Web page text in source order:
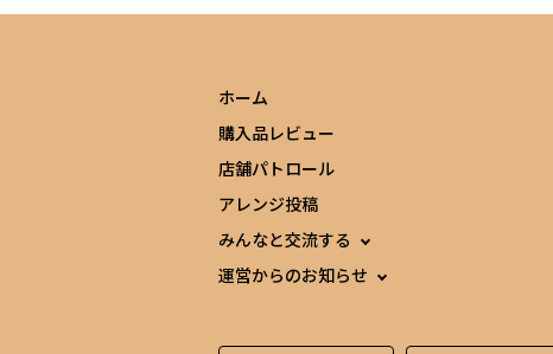
ホーム
購入品レビュー
店舗パトロール
アレンジ投稿
みんなと交流する
運営からのお知らせ